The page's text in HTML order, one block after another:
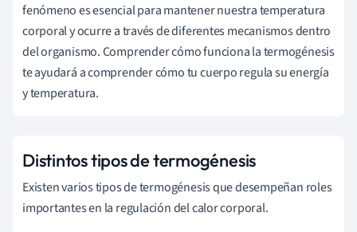
fenómeno es esencial para mantener nuestra temperatura
corporal y ocurre a través de diferentes mecanismos dentro
del organismo. Comprender cómo funciona la termogénesis
te ayudará a comprender cómo tu cuerpo regula su energía
y temperatura.
Distintos tipos de termogénesis
Existen varios tipos de termogénesis que desempeñan roles
importantes en la regulación del calor corporal.